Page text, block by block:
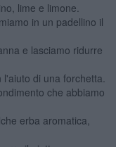
lime e limone.
in un padellino il
e lasciamo ridurre
di una forchetta.
che abbiamo
erba aromatica,